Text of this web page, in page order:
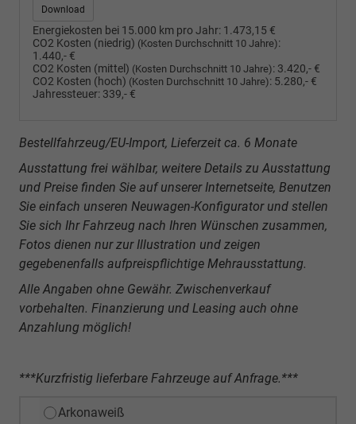
Download
Energiekosten bei 15.000 km pro Jahr: 1.473,15 €
CO2 Kosten (niedrig) (Kosten Durchschnitt 10 Jahre):
1.440,- €
CO2 Kosten (mittel) (Kosten Durchschnitt 10 Jahre): 3.420,- €
CO2 Kosten (hoch) (Kosten Durchschnitt 10 Jahre): 5.280,- €
Jahressteuer: 339,- €
Bestellfahrzeug/EU-Import, Lieferzeit ca. 6 Monate
Ausstattung frei wählbar, weitere Details zu Ausstattung
und Preise finden Sie auf unserer Internetseite, Benutzen
Sie einfach unseren Neuwagen-Konfigurator und stellen
Sie sich Ihr Fahrzeug nach Ihren Wünschen zusammen,
Fotos dienen nur zur Illustration und zeigen
gegebenenfalls aufpreispflichtige Mehrausstattung.
Alle Angaben ohne Gewähr. Zwischenverkauf
vorbehalten. Finanzierung und Leasing auch ohne
Anzahlung möglich!
***Kurzfristig lieferbare Fahrzeuge auf Anfrage.***
Arkonaweiß